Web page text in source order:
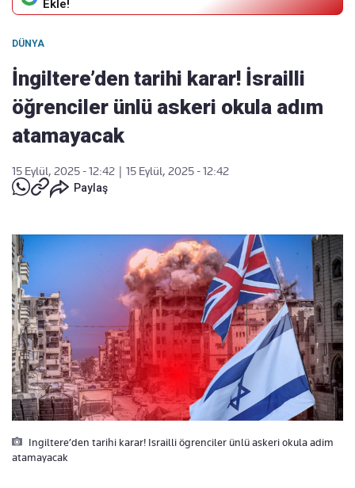
Ekle!
DÜNYA
İngiltere’den tarihi karar! İsrailli
öğrenciler ünlü askeri okula adım
atamayacak
15 Eylül, 2025 - 12:42
15 Eylül, 2025 - 12:42
Paylaş
Ingiltere’den tarihi karar! Israilli ögrenciler ünlü askeri okula adim
atamayacak